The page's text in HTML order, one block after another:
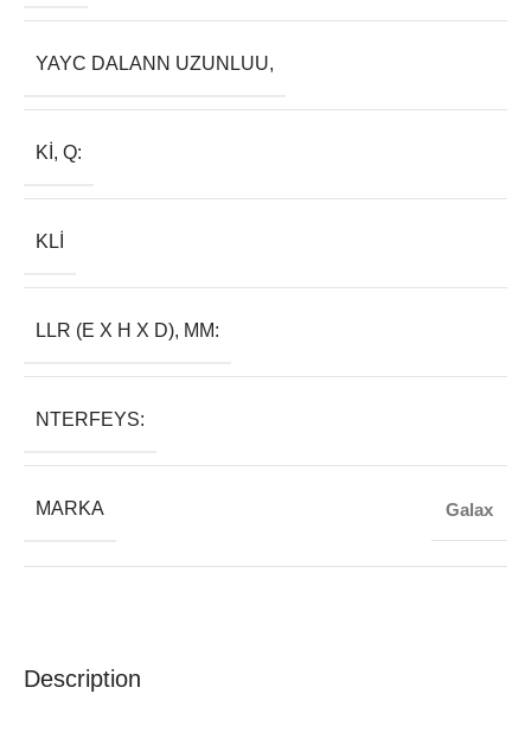
Description
YAYC DALANN UZUNLUU,
KI, Q:
KLI
LLR (E X H X D), MM:
NTERFEYS:
MARKA Galax